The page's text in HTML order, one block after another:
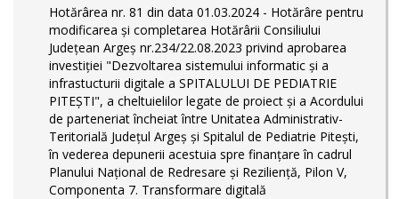
Hotărârea nr. 81 din data 01.03.2024 - Hotărâre pentru
modificarea și completarea Hotărârii Consiliului
Județean Argeș nr.234/22.08.2023 privind aprobarea
investiției "Dezvoltarea sistemului informatic și a
infrastucturii digitale a SPITALULUI DE PEDIATRIE
PITEŞTI", a cheltuielilor legate de proiect și a Acordului
de parteneriat încheiat între Unitatea Administrativ-
Teritorială Județul Argeș și Spitalul de Pediatrie Pitești,
în vederea depunerii acestuia spre finanțare în cadrul
Planului Național de Redresare și Reziliență, Pilon V,
Componenta 7. Transformare digitală